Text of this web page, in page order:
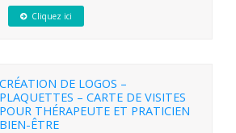
Cliquez ici
CRÉATION DE LOGOS –
PLAQUETTES – CARTE DE VISITES
POUR THÉRAPEUTE ET PRATICIEN
BIEN-ÊTRE